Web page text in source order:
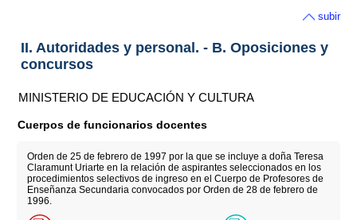
subir
II. Autoridades y personal. - B. Oposiciones y
concursos
MINISTERIO DE EDUCACIÓN Y CULTURA
Cuerpos de funcionarios docentes
Orden de 25 de febrero de 1997 por la que se incluye a doña Teresa
Claramunt Uriarte en la relación de aspirantes seleccionados en los
procedimientos selectivos de ingreso en el Cuerpo de Profesores de
Enseñanza Secundaria convocados por Orden de 28 de febrero de
1996.